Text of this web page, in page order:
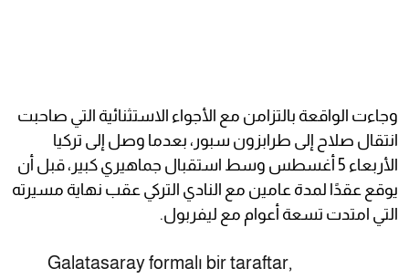
وجاءت الواقعة بالتزامن مع الأجواء الاستثنائية التي صاحبت
انتقال صلاح إلى طرابزون سبور، بعدما وصل إلى تركيا
الأربعاء 5 أغسطس وسط استقبال جماهيري كبير، قبل أن
يوقع عقدًا لمدة عامين مع النادي التركي عقب نهاية مسيرته
التي امتدت تسعة أعوام مع ليفربول.
Galatasaray formalı bir taraftar,